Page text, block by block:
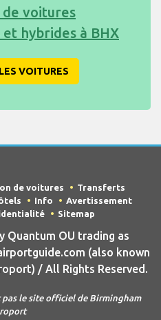
voitures
hybrides à BHX
VOITURES
de voitures
Transferts
Info
Avertissement
Sitemap
Quantum OU trading as
(also known
/ All Rights Reserved.
pas le site officiel de Birmingham